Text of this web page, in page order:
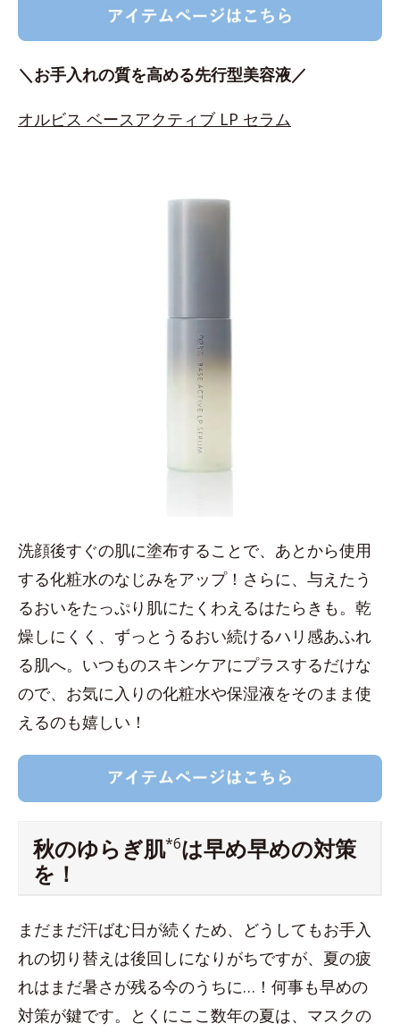
＼お手入れの質を高める先行型美容液／
オルビス ベースアクティブ LP セラム
洗顔後すぐの肌に塗布することで、あとから使用
する化粧水のなじみをアップ！さらに、与えたう
るおいをたっぷり肌にたくわえるはたらきも。乾
燥しにくく、ずっとうるおい続けるハリ感あふれ
る肌へ。いつものスキンケアにプラスするだけな
ので、お気に入りの化粧水や保湿液をそのまま使
えるのも嬉しい！
秋のゆらぎ肌*6は早め早めの対策
を！
まだまだ汗ばむ日が続くため、どうしてもお手入
れの切り替えは後回しになりがちですが、夏の疲
れはまだ暑さが残る今のうちに…！何事も早めの
対策が鍵です。とくにここ数年の夏は、マスクの